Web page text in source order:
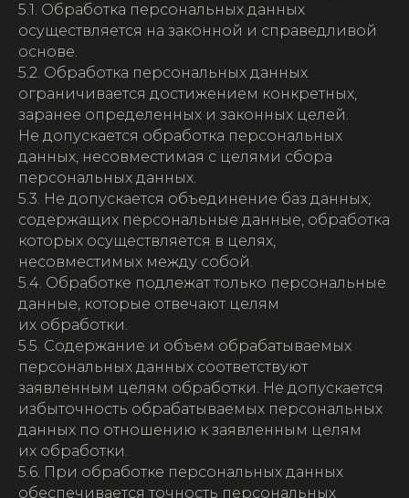
5.1. Обработка персональных данных
осуществляется на законной и справедливой
основе.
5.2. Обработка персональных данных
ограничивается достижением конкретных,
заранее определенных и законных целей.
Не допускается обработка персональных
данных, несовместимая с целями сбора
персональных данных.
5.3. Не допускается объединение баз данных,
содержащих персональные данные, обработка
которых осуществляется в целях,
несовместимых между собой.
5.4. Обработке подлежат только персональные
данные, которые отвечают целям
их обработки.
5.5. Содержание и объем обрабатываемых
персональных данных соответствуют
заявленным целям обработки. Не допускается
избыточность обрабатываемых персональных
данных по отношению к заявленным целям
их обработки.
5.6. При обработке персональных данных
обеспечивается точность персональных